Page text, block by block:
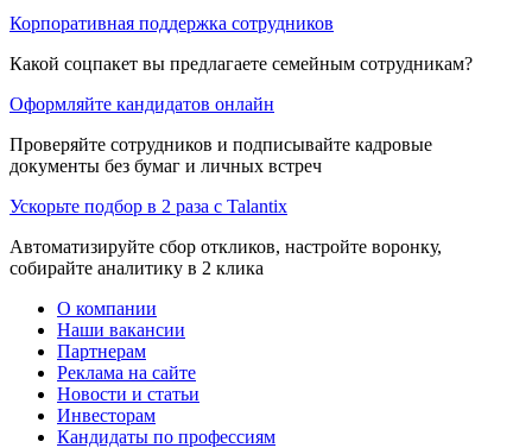
Корпоративная поддержка сотрудников
Какой соцпакет вы предлагаете семейным сотрудникам?
Оформляйте кандидатов онлайн
Проверяйте сотрудников и подписывайте кадровые
документы без бумаг и личных встреч
Ускорьте подбор в 2 раза с Talantix
Автоматизируйте сбор откликов, настройте воронку,
собирайте аналитику в 2 клика
О компании
Наши вакансии
Партнерам
Реклама на сайте
Новости и статьи
Инвесторам
Кандидаты по профессиям